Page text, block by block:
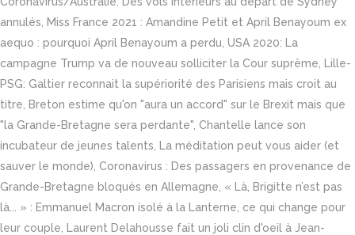
annulés, Miss France 2021 : Amandine Petit et April Benayoum ex
aequo : pourquoi April Benayoum a perdu, USA 2020: La
campagne Trump va de nouveau solliciter la Cour suprême, Lille-
PSG: Galtier reconnait la supériorité des Parisiens mais croit au
titre, Breton estime qu'on "aura un accord" sur le Brexit mais que
"la Grande-Bretagne sera perdante", Chantelle lance son
incubateur de jeunes talents, La méditation peut vous aider (et
sauver le monde), Coronavirus : Des passagers en provenance de
Grande-Bretagne bloqués en Allemagne, « Là, Brigitte n’est pas
là... » : Emmanuel Macron isolé à la Lanterne, ce qui change pour
leur couple, Laurent Delahousse fait un joli clin d'oeil à Jean-